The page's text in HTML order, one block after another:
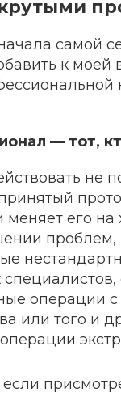
самой
к моей
— тот,
не
его на
проблем,
операции
или того и